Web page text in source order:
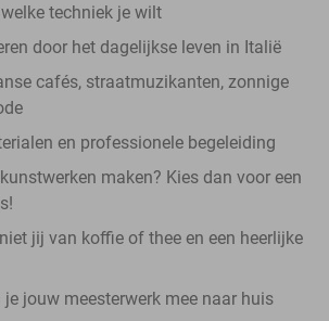
techniek je wilt
door het dagelijkse leven in Italië
cafés, straatmuzikanten, zonnige
en professionele begeleiding
maken? Kies dan voor een
jij van koffie of thee en een heerlijke
jouw meesterwerk mee naar huis